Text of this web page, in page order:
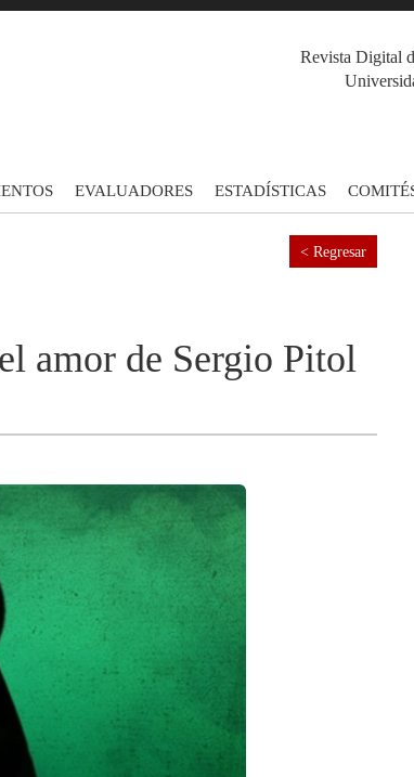
Revista Digital
EVALUADORES ESTADÍSTICAS
< Regresar
amor de Sergio Pitol